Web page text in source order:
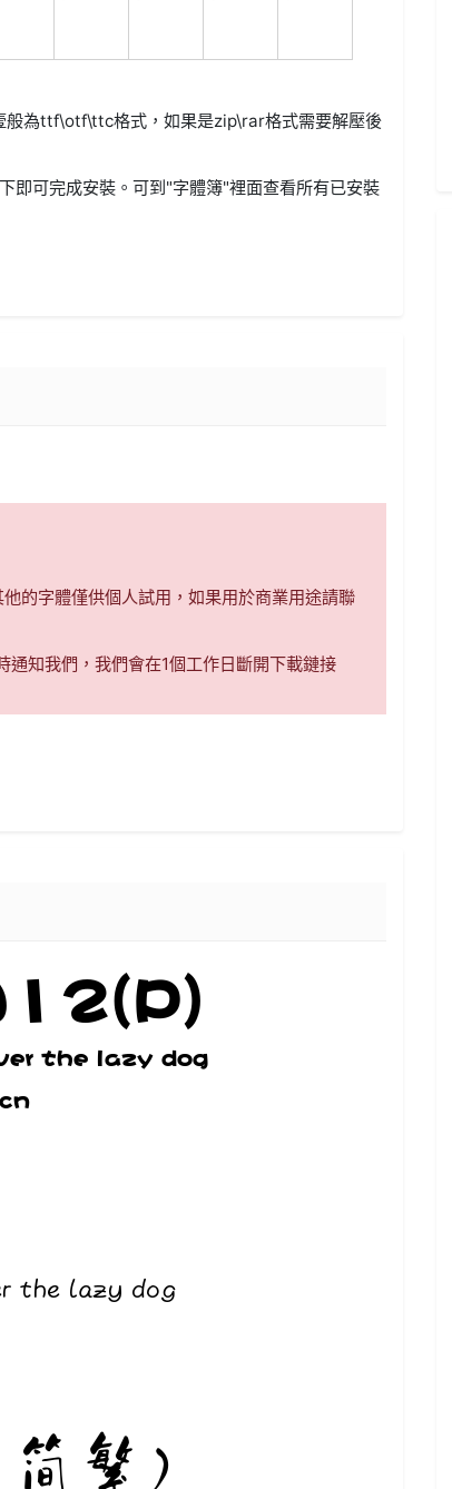
為ttf\otf\ttc格式，如果是zip\rar格式需要解壓後
即可完成安裝。可到"字體簿"裡面查看所有已安裝
的字體僅供個人試用，如果用於商業用途請聯
知我們，我們會在1個工作日斷開下載鏈接